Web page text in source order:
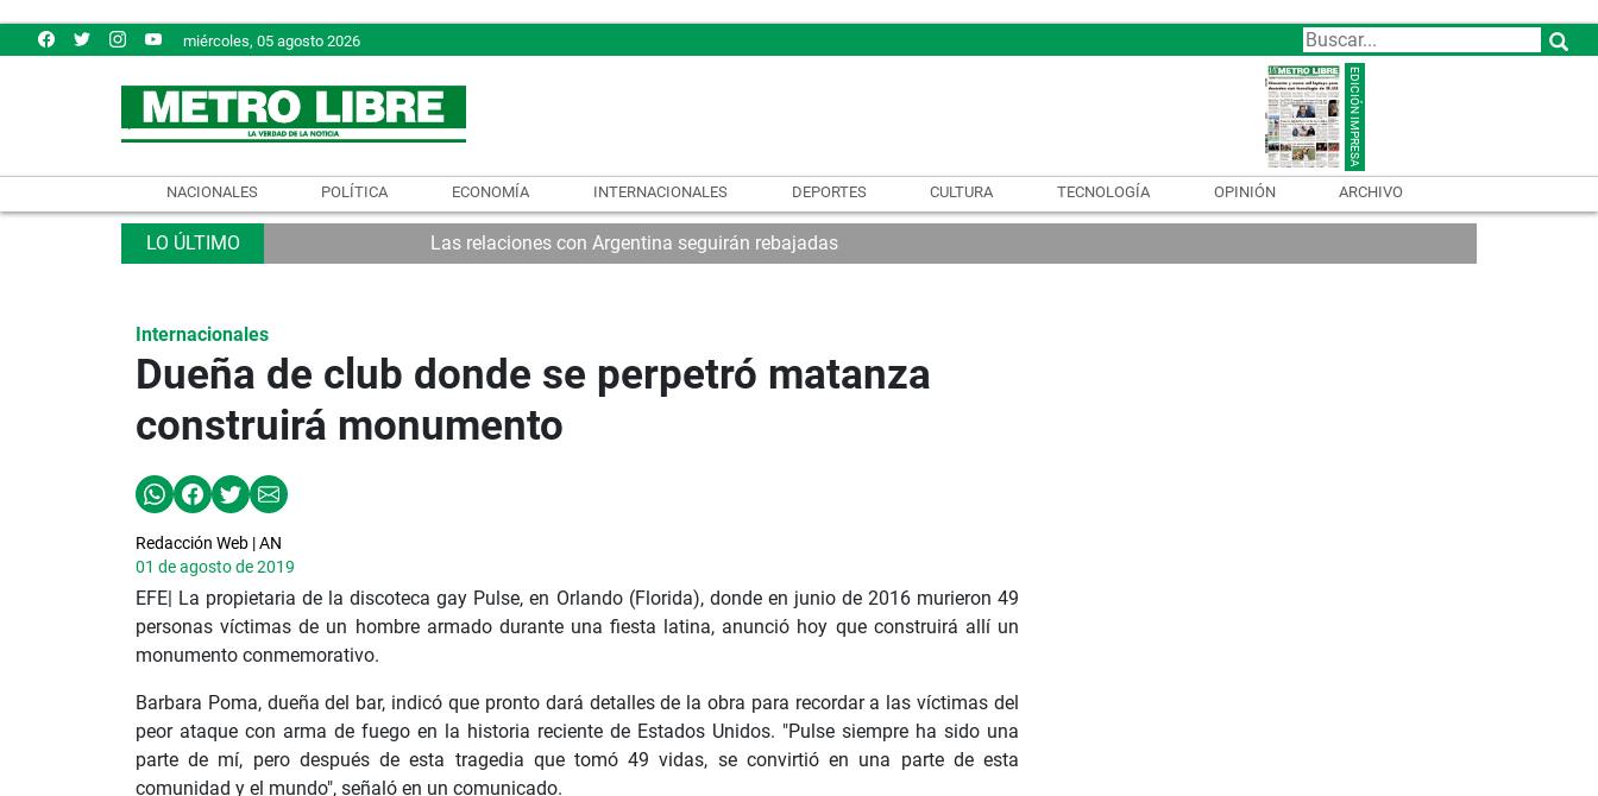
miércoles, 05 agosto 2026
NACIONALES POLÍTICA ECONOMÍA INTERNACIONALES DEPORTES CULTURA TECNOLOGÍA OPINIÓN ARCHIVO
Las relaciones con Argentina seguirán rebajadas
Internacionales
Dueña de club donde se perpetró matanza
construirá monumento
Redacción Web | AN
01 de agosto de 2019
EFE| La propietaria de la discoteca gay Pulse, en Orlando (Florida), donde en junio de 2016 murieron 49
personas víctimas de un hombre armado durante una fiesta latina, anunció hoy que construirá allí un
monumento conmemorativo.
Barbara Poma, dueña del bar, indicó que pronto dará detalles de la obra para recordar a las víctimas del
peor ataque con arma de fuego en la historia reciente de Estados Unidos. "Pulse siempre ha sido una
parte de mí, pero después de esta tragedia que tomó 49 vidas, se convirtió en una parte de esta
comunidad y el mundo", señaló en un comunicado.